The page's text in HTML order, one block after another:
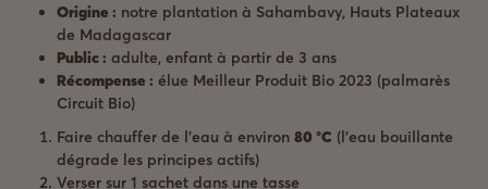
Origine : notre plantation à Sahambavy, Hauts Plateaux
de Madagascar
Public : adulte, enfant à partir de 3 ans
Récompense : élue Meilleur Produit Bio 2023 (palmarès
Circuit Bio)
Faire chauffer de l’eau à environ 80 °C (l’eau bouillante
dégrade les principes actifs)
Verser sur 1 sachet dans une tasse